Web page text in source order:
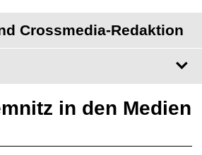
Crossmedia-Redaktion
in den Medien